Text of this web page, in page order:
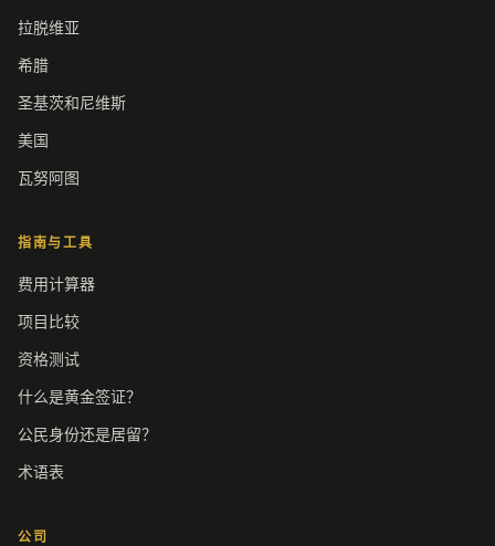
拉脱维亚
希腊
圣基茨和尼维斯
美国
瓦努阿图
指南与工具
费用计算器
项目比较
资格测试
什么是黄金签证？
公民身份还是居留？
术语表
公司